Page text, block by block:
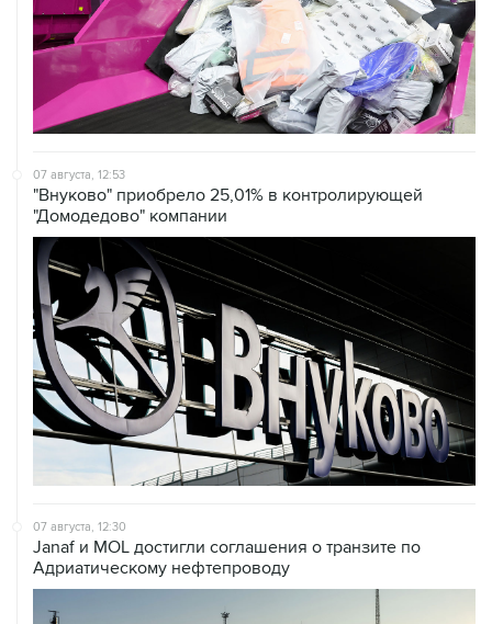
07 августа, 12:53
"Внуково" приобрело 25,01% в контролирующей
"Домодедово" компании
07 августа, 12:30
Janaf и MOL достигли соглашения о транзите по
Адриатическому нефтепроводу